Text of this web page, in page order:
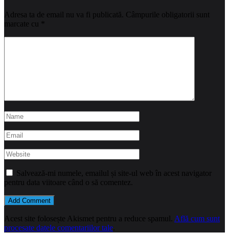
Adresa ta de email nu va fi publicată. Câmpurile obligatorii sunt
marcate cu
Salvează-mi numele, emailul și site-ul web în acest navigator
pentru data viitoare când o să comentez.
Acest site folosește Akismet pentru a reduce spamul. Află cum sunt
procesate datele comentariilor tale